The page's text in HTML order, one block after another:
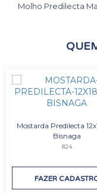
Molho Predilecta
Mostarda Predilecta
Bisnaga
824
FAZER